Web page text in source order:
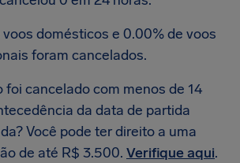
domésticos e 0.00% de voos
foram cancelados.
foi cancelado com menos de 14
da data de partida
Você pode ter direito a uma
de até R$ 3.500. Verifique aqui.